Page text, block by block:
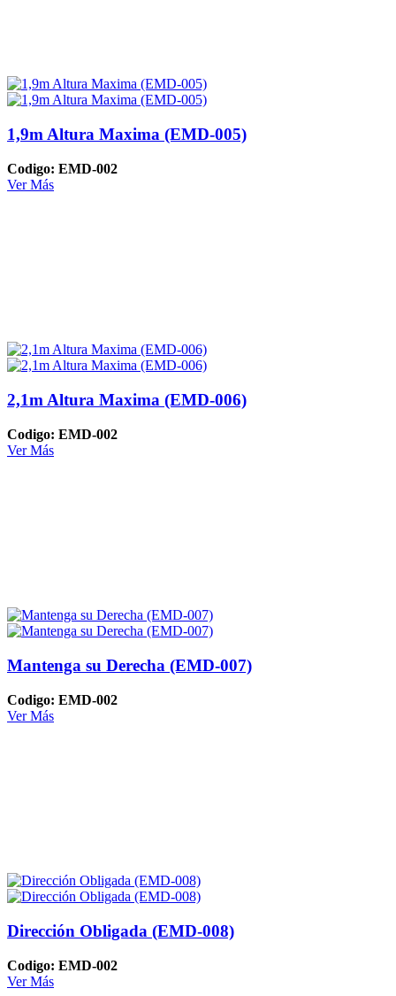
1,9m Altura Maxima (EMD-005)
Codigo: EMD-002
Ver Más
2,1m Altura Maxima (EMD-006)
Codigo: EMD-002
Ver Más
Mantenga su Derecha (EMD-007)
Codigo: EMD-002
Ver Más
Dirección Obligada (EMD-008)
Codigo: EMD-002
Ver Más